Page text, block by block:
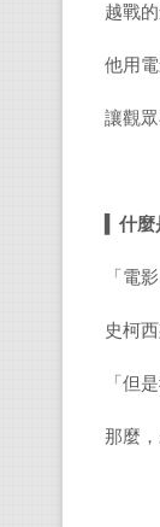
越戰
他用
讓觀
什麼
「電
史柯
「但
那麼